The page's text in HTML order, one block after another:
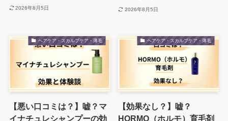
2026年8月5日 2026年8月5日
ヘアケア・スカルプケア・薄毛
【悪い口コミは？】嘘？マ
イナチュレシャンプーの効
ヘアケア・スカルプケア・薄毛
【効果なし？】嘘？
HORMO（ホルモ）育毛剤